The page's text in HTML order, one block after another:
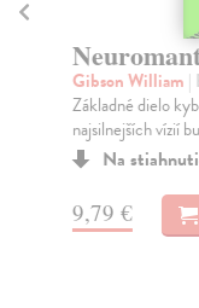
Mona Lisa
Gibson William |
Záverečný diel
neveľmi
Na
11,89 €